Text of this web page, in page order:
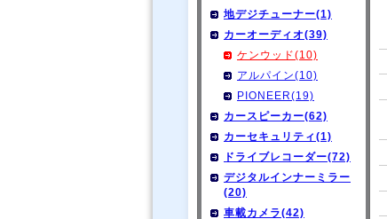
地デジチューナー(1)
カーオーディオ(39)
ケンウッド(10)
アルパイン(10)
PIONEER(19)
カースピーカー(62)
カーセキュリティ(1)
ドライブレコーダー(72)
デジタルインナーミラー
(20)
車載カメラ(42)